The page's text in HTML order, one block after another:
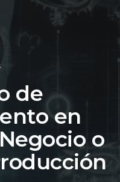
de
en
o